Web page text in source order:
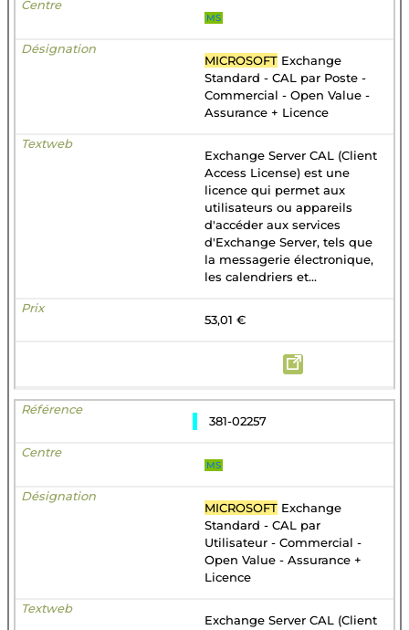
MS
MICROSOFT Exchange
Standard - CAL par Poste -
Commercial - Open Value -
Assurance + Licence
Exchange Server CAL (Client
Access License) est une
licence qui permet aux
utilisateurs ou appareils
d'accéder aux services
d'Exchange Server, tels que
la messagerie électronique,
les calendriers et...
53,01 €
381-02257
MS
MICROSOFT Exchange
Standard - CAL par
Utilisateur - Commercial -
Open Value - Assurance +
Licence
Exchange Server CAL (Client